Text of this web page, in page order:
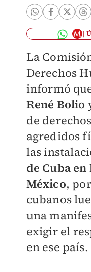
La
Derechos
informó
René Bolio
de
agredidos
las
de Cuba
México,
cubanos
una
exigir el
en ese país.